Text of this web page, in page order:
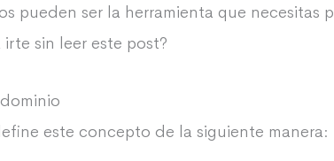
pueden ser la herramienta que necesitas
irte sin leer este post?
este concepto de la siguiente manera: